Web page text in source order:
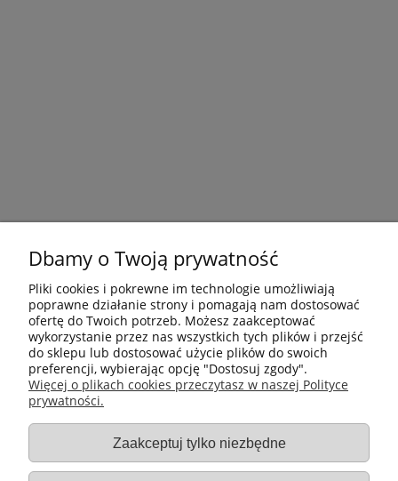
Płatności i dostawa
Gastro-Pol
Dbamy o Twoją prywatność
Pliki cookies i pokrewne im technologie umożliwiają
poprawne działanie strony i pomagają nam dostosować
ofertę do Twoich potrzeb. Możesz zaakceptować
wykorzystanie przez nas wszystkich tych plików i przejść
do sklepu lub dostosować użycie plików do swoich
preferencji, wybierając opcję "Dostosuj zgody".
Więcej o plikach cookies przeczytasz w naszej Polityce
prywatności.
Zaakceptuj tylko niezbędne